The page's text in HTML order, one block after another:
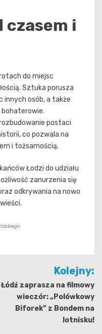
czasem i
do miejsc
Sztuka porusza
osób, a także
postaci
co pozwala na
i tożsamością.
Łodzi do udziału
zanurzenia się
odkrywania na nowo
Kolejny:
Łódź zaprasza na filmowy
wieczór: „Polówkowy
Biforek” z Bondem na
lotnisku!